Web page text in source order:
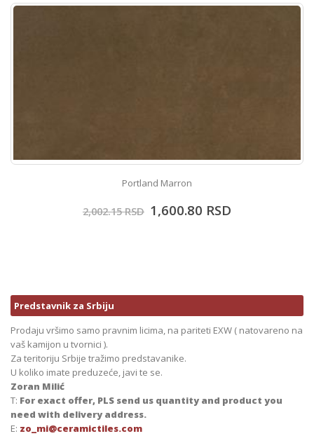
Portland Marron
2,002.15RSD 1,600.80 RSD
Predstavnik za Srbiju
Prodaju vršimo samo pravnim licima, na pariteti EXW ( natovareno na
vaš kamijon u tvornici ).
Za teritoriju Srbije tražimo predstavanike.
U koliko imate preduzeće, javi te se.
Zoran Milić
T: For exact offer, PLS send us quantity and product you
need with delivery address.
E: zo_mi@ceramictiles.com